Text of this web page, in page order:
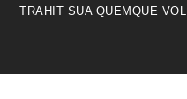
TRAHIT SUA QUEMQUE